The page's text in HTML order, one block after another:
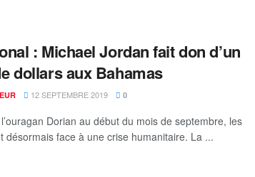
: Michael Jordan fait don d’un
dollars aux Bahamas
12 SEPTEMBRE 2019 0
Dorian au début du mois de septembre, les
désormais face à une crise humanitaire. La ...